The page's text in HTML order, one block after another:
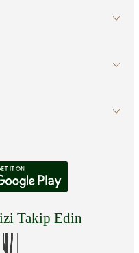
Takip Edin